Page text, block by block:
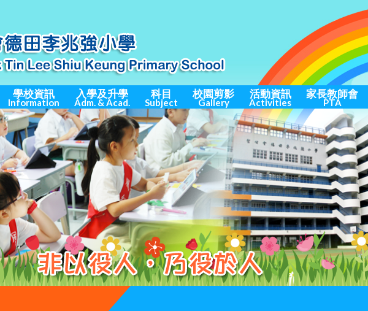
學校資訊
Information
入學及升學
Adm. & Acad.
科目
Subject
校園剪影
Gallery
活動資訊
Activities
家長教師會
PTA